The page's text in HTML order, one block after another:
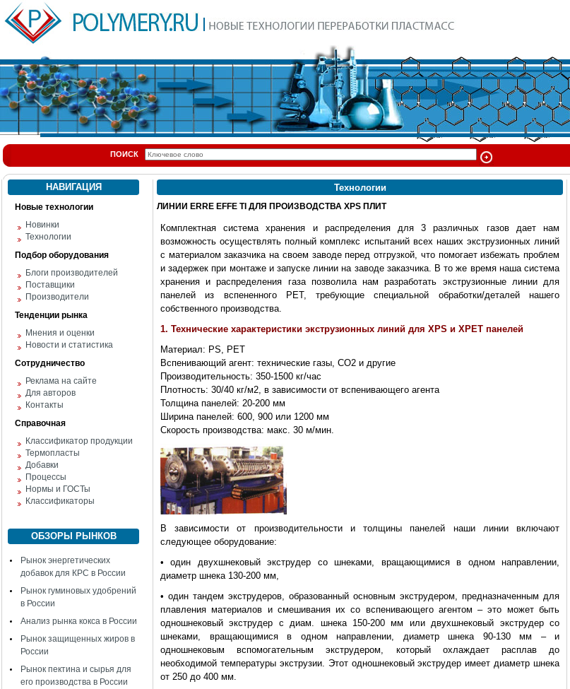
ПОИСК
НАВИГАЦИЯ
Новые технологии
Новинки
Технологии
Подбор оборудования
Блоги производителей
Поставщики
Производители
Тенденции рынка
Мнения и оценки
Новости и статистика
Сотрудничество
Реклама на сайте
Для авторов
Контакты
Справочная
Классификатор продукции
Термопласты
Добавки
Процессы
Нормы и ГОСТы
Классификаторы
ОБЗОРЫ РЫНКОВ
Рынок энергетических
добавок для КРС в России
Рынок гуминовых удобрений
в России
Анализ рынка кокса в России
Рынок защищенных жиров в
России
Рынок пектина и сырья для
его производства в России
Технологии
ЛИНИИ ERRE EFFE TI ДЛЯ ПРОИЗВОДСТВА XPS ПЛИТ
Комплектная система хранения и распределения для 3 различных газов дает нам
возможность осуществлять полный комплекс испытаний всех наших экструзионных линий
с материалом заказчика на своем заводе перед отгрузкой, что помогает избежать проблем
и задержек при монтаже и запуске линии на заводе заказчика. В то же время наша система
хранения и распределения газа позволила нам разработать экструзионные линии для
панелей из вспененного РЕТ, требующие специальной обработки/деталей нашего
собственного производства.
1. Технические характеристики экструзионных линий для XPS и XPET панелей
Материал: PS, PET
Вспенивающий агент: технические газы, CO2 и другие
Производительность: 350-1500 кг/час
Плотность: 30/40 кг/м2, в зависимости от вспенивающего агента
Толщина панелей: 20-200 мм
Ширина панелей: 600, 900 или 1200 мм
Скорость производства: макс. 30 м/мин.
В зависимости от производительности и толщины панелей наши линии включают
следующее оборудование:
• один двухшнековый экструдер со шнеками, вращающимися в одном направлении,
диаметр шнека 130-200 мм,
• один тандем экструдеров, образованный основным экструдером, предназначенным для
плавления материалов и смешивания их со вспенивающего агентом – это может быть
одношнековый экструдер с диам. шнека 150-200 мм или двухшнековый экструдер со
шнеками, вращающимися в одном направлении, диаметр шнека 90-130 мм – и
одношнековым вспомогательным экструдером, который охлаждает расплав до
необходимой температуры экструзии. Этот одношнековый экструдер имеет диаметр шнека
от 250 до 400 мм.